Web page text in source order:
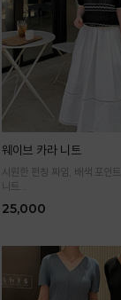
웨이브 카라 니트
시원한 펀칭 짜임, 배색 포인
니트
하게 입어요
25,000